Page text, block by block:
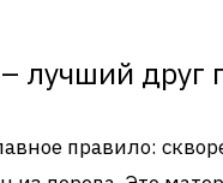
лучший друг
правило: